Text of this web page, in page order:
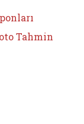
Tahmin